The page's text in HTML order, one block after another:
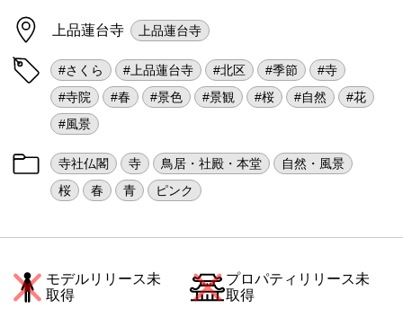
上品蓮台寺 上品蓮台寺
#さくら #上品蓮台寺 #北区 #季節
#寺
#寺院
#春 #景色 #景観 #桜 #自然
#花
#風景
寺社仏閣 寺 鳥居・社殿・本堂
自然・風景
桜
春 青 ピンク
モデルリリース未
取得
プロパティリリース未
取得